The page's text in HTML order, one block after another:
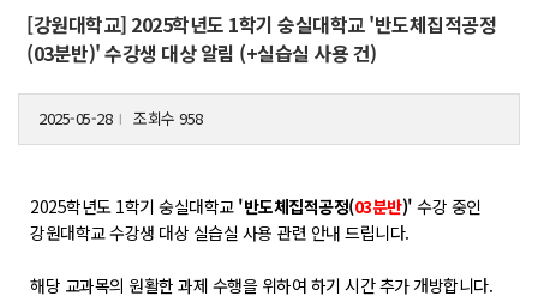
참여대학/조직도
오시는 길
학위학사 안내
개설교과목
[강원대학교] 2025학년도 1학기 숭실대학교 '반도체집적공정
(03분반)' 수강생 대상 알림 (+실습실 사용 건)
2025-05-28 조회수 958
2025학년도 1학기 숭실대학교'반도체집적공정(03분반)' 수강 중인
강원대학교 수강생 대상 실습실 사용 관련 안내 드립니다.
해당 교과목의 원활한 과제 수행을 위하여 하기 시간 추가 개방합니다.